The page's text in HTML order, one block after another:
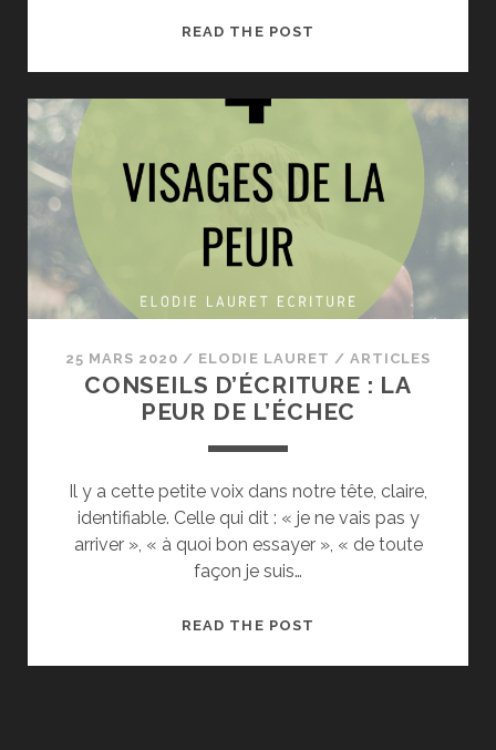
READ THE POST
MAIS…
25 MARS 2020 / ELODIE LAURET / ARTICLES
CONSEILS D’ÉCRITURE : LA
PEUR DE L’ÉCHEC
Il y a cette petite voix dans notre tête, claire,
identifiable. Celle qui dit : « je ne vais pas y
arriver », « à quoi bon essayer », « de toute
façon je suis…
READ THE POST